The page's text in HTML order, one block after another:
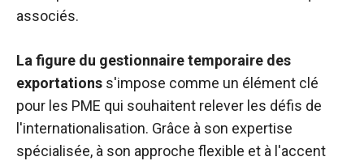
associés.
La figure du gestionnaire temporaire des
exportations s'impose comme un élément clé
pour les PME qui souhaitent relever les défis de
l'internationalisation. Grâce à son expertise
spécialisée, à son approche flexible et à l'accent